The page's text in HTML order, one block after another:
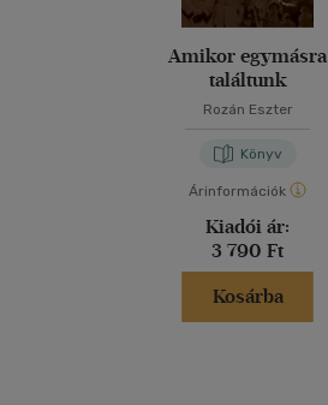
Amikor egymásra
találtunk
Rozán Eszter
Könyv
Árinformációk
Kiadói ár:
3 790 Ft
Kosárba